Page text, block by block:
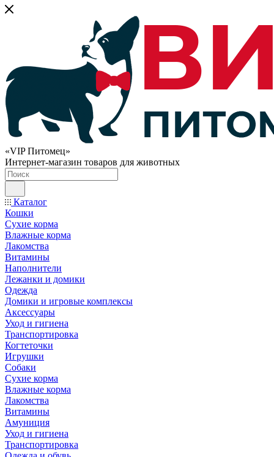
«VIP Питомец»
Интернет-магазин товаров для животных
Каталог
Кошки
Сухие корма
Влажные корма
Лакомства
Витамины
Наполнители
Лежанки и домики
Одежда
Домики и игровые комплексы
Аксессуары
Уход и гигиена
Транспортировка
Когтеточки
Игрушки
Собаки
Сухие корма
Влажные корма
Лакомства
Витамины
Амуниция
Уход и гигиена
Транспортировка